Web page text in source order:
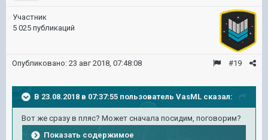
Участник
5 025 публикаций
#19
Опубликовано: 23 авг 2018, 07:48:08
В 23.08.2018 в 07:37:55 пользователь VasML сказал:
Вот же сразу в пляс? Может сначала посидим, поговорим?
Показать содержимое